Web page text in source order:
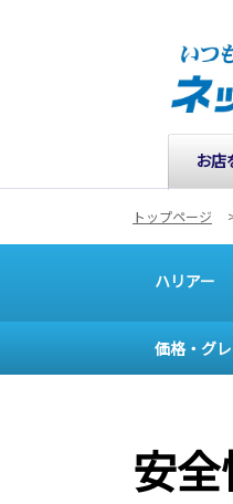
お店
トップページ
ハリアー
価格・グ
安